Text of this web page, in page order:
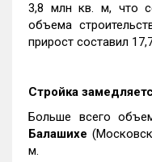
3,8 млн кв. м, что
объема
прирост составил
Стройка
Больше всего
Балашихе
м.